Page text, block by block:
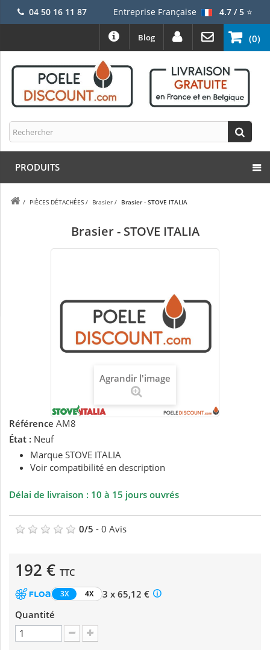
04 50 16 11 87 Entreprise Française 4.7 / 5⭐
(0)
Blog
PRODUITS
/ PIÈCES DÉTACHÉES / Brasier / Brasier - STOVE ITALIA
Brasier - STOVE ITALIA
Agrandir l'image
Référence AM8
État : Neuf
Marque STOVE ITALIA
Voir compatibilité en description
Délai de livraison : 10 à 15 jours ouvrés
0/5 - 0 Avis
192 € TTC
3X 4X
3 x 65,12 €
Quantité